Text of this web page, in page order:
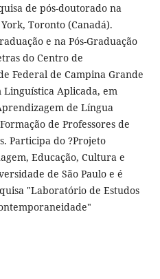
de pós-doutorado na
Toronto (Canadá).
e na Pós-Graduação
do Centro de
Federal de Campina Grande
Linguística Aplicada, em
de Língua
de Professores de
Participa do ?Projeto
Educação, Cultura e
de São Paulo e é
"Laboratório de Estudos